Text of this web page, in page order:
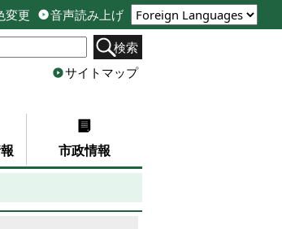
変更
音声読み上げ
検索
サイトマップ
市政情報